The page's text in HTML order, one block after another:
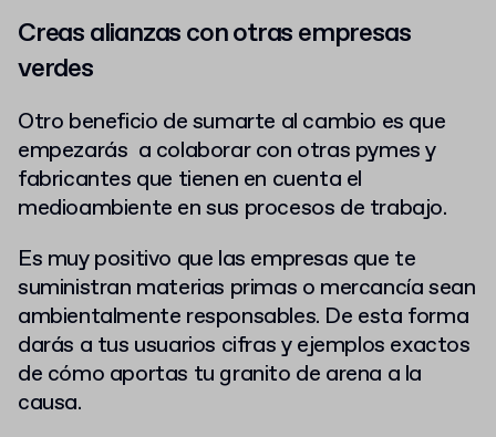
Creas alianzas con otras empresas
verdes
Otro beneficio de sumarte al cambio es que
empezarás a colaborar con otras pymes y
fabricantes que tienen en cuenta el
medioambiente en sus procesos de trabajo.
Es muy positivo que las empresas que te
suministran materias primas o mercancía sean
ambientalmente responsables. De esta forma
darás a tus usuarios cifras y ejemplos exactos
de cómo aportas tu granito de arena a la
causa.